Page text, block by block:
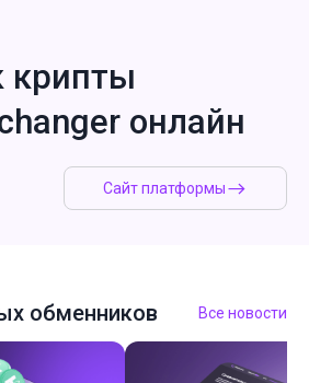
Сайт платформы
крипты
онлайн
обменников Все новости